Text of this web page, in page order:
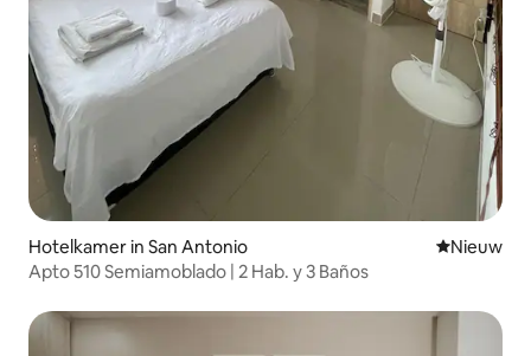
Hotelkamer in San Antonio Nieuwe
Nieuw
Apto 510 Semiamoblado | 2 Hab. y 3 Baños